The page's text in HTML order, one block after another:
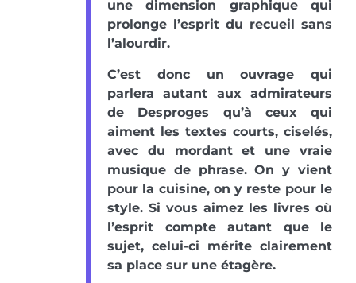
une dimension graphique qui
prolonge l’esprit du recueil sans
l’alourdir.
C’est donc un ouvrage qui
parlera autant aux admirateurs
de Desproges qu’à ceux qui
aiment les textes courts, ciselés,
avec du mordant et une vraie
musique de phrase. On y vient
pour la cuisine, on y reste pour le
style. Si vous aimez les livres où
l’esprit compte autant que le
sujet, celui-ci mérite clairement
sa place sur une étagère.